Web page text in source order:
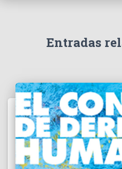
Entradas